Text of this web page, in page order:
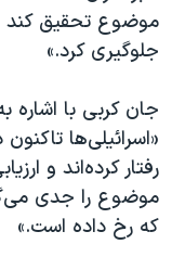
قانون شفافیت
اعتراضات مردمی آبان
نرگس محمدی برنده
همایش
صفحه‌های ویژه
موضوع تحقیق کند
جلوگیری کرد.»
جان کربی با اشاره
«اسرائیلی‌ها
رفتار کرده‌اند و
موضوع را جدی
که رخ داده است.»